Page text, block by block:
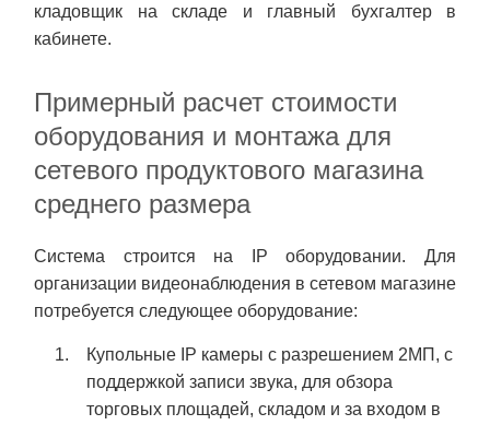
кладовщик на складе и главный бухгалтер в
кабинете.
Примерный расчет стоимости
оборудования и монтажа для
сетевого продуктового магазина
среднего размера
Система строится на IP оборудовании. Для
организации видеонаблюдения в сетевом магазине
потребуется следующее оборудование:
Купольные IP камеры с разрешением 2МП, с
поддержкой записи звука, для обзора
торговых площадей, складом и за входом в